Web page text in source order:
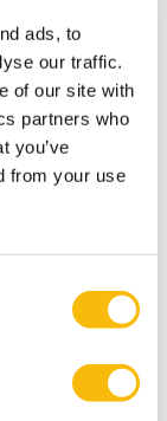
ads, to
our traffic.
of our site with
partners who
you’ve
from your use
2024/30, 14-
Nederlands
3-7.
van
recht, 7243,
taxeren